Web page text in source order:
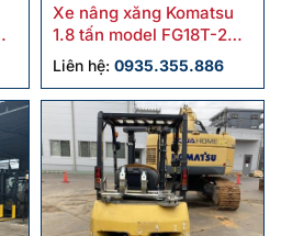
Xe nâng xăng Komatsu
1.8 tấn model FG18T-20
cũ
Liên hệ: 0935.355.886